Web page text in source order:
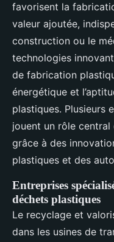
favorisent la
valeur ajoutée,
construction ou le
technologies
de fabrication
énergétique et
plastiques. Plusieurs
jouent un rôle central
grâce à des
plastiques et des
Entreprises
déchets plastiques
Le recyclage et
dans les usines de